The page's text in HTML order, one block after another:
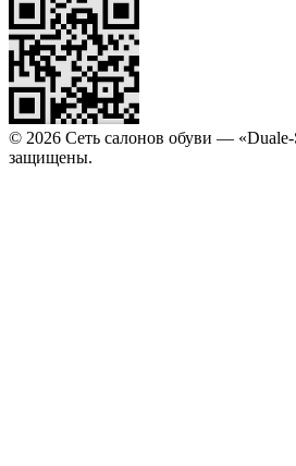
© 2026 Сеть салонов обуви — «Duale-
защищены.